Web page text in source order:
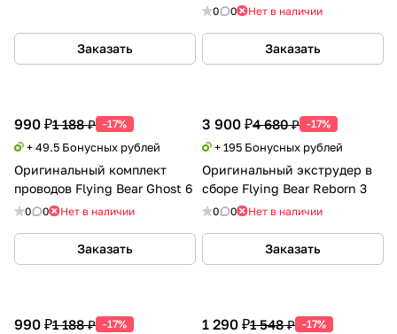
Заказать
0 0 Нет в наличии
Заказать
990 ₽1 188 ₽ -17%
+ 49.5 Бонусных рублей
Оригинальный комплект
проводов Flying Bear Ghost 6
0 0 Нет в наличии
Заказать
3 900 ₽4 680 ₽ -17%
+ 195 Бонусных рублей
Оригинальный экструдер в
сборе Flying Bear Reborn 3
0 0 Нет в наличии
Заказать
990 ₽1 188 ₽ -17% 1 290 ₽1 548 ₽ -17%